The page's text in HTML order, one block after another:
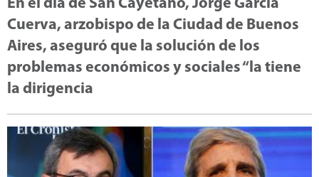
En el día de San Cayetano, Jorge García
Cuerva, arzobispo de la Ciudad de Buenos
Aires, aseguró que la solución de los
problemas económicos y sociales “la tiene
la dirigencia